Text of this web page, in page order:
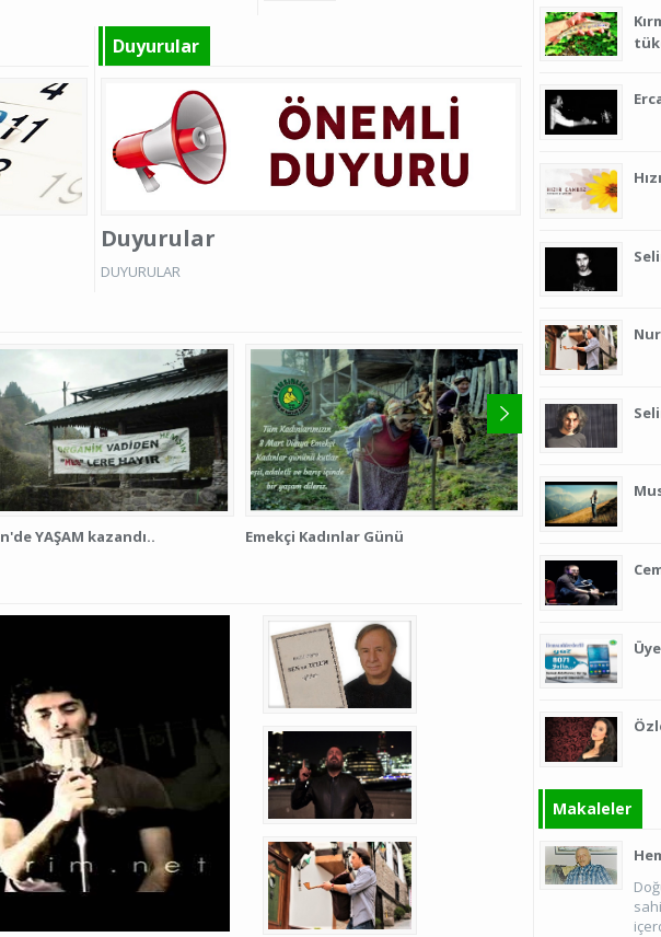
Duyurular
Duyurular
DUYURULAR
YAŞAM kazandı.. Emekçi Kadınlar Günü
Makaleler